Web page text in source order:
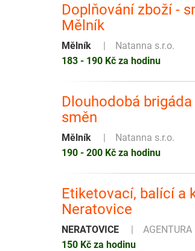
Doplňování zboží -
Mělník
Mělník
Natanna s.r.o.
183 - 190 Kč za hodinu
Dlouhodobá
směn
Mělník
Natanna s.r.o.
190 - 200 Kč za hodinu
Etiketovací, balící a
Neratovice
NERATOVICE
AGENTURA
150 Kč za hodinu